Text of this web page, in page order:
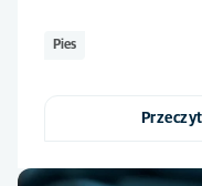
Pies